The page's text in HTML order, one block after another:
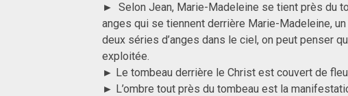
► Selon Jean, Marie-Madeleine se tient près du
anges qui se tiennent derrière Marie-Madeleine,
deux séries d’anges dans le ciel, on peut penser
exploitée.
► Le tombeau derrière le Christ est couvert de
► L’ombre tout près du tombeau est la